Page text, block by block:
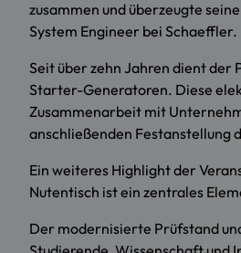
zusammen und überzeugte
System Engineer bei Schaeffler.
Seit über zehn Jahren dient der
Starter-Generatoren. Diese
Zusammenarbeit mit
anschließenden Festanstellung
Ein weiteres Highlight der
Nutentisch ist ein zentrales
Der modernisierte Prüfstand